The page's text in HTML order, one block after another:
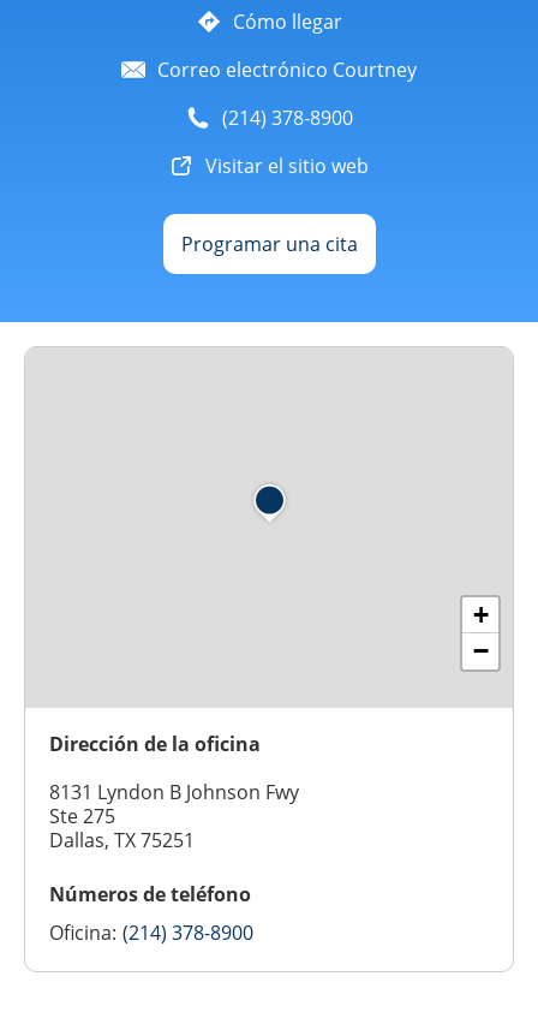
Cómo llegar
Correo electrónico Courtney
(214) 378-8900
Visitar el sitio web
Programar una cita
+
−
Dirección de la oficina
8131 Lyndon B Johnson Fwy
Ste 275
Dallas, TX 75251
Números de teléfono
Oficina: (214) 378-8900